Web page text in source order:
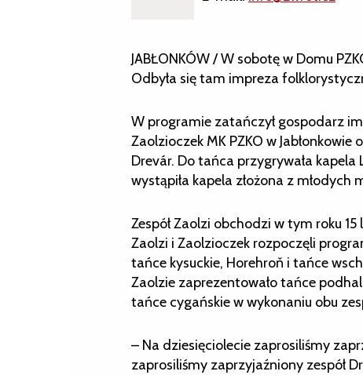
JABŁONKÓW / W sobotę w Domu
Odbyła się tam impreza
W programie zatańczył gospodarz
Zaolzioczek MK PZKO w Jabłonkowie
Drevár. Do tańca przygrywała
wystąpiła kapela złożona z młodych
Zespół Zaolzi obchodzi w tym roku
Zaolzi i Zaolzioczek rozpoczęli
tańce kysuckie, Horehroň i tańce
Zaolzie zaprezentowało tańce
tańce cygańskie w wykonaniu obu
– Na dziesięciolecie zaprosiliśmy
zaprosiliśmy zaprzyjaźniony zespół